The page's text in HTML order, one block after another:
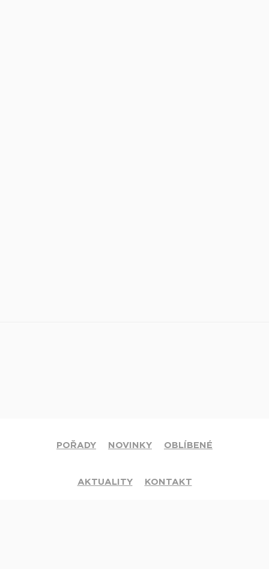
POŘADY NOVINKY OBLÍBENÉ
AKTUALITY KONTAKT